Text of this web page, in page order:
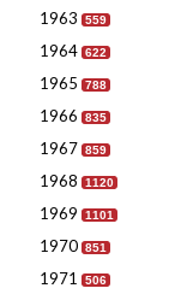
1963 559
1964 622
1965 788
1966 835
1967 859
1968 1120
1969 1101
1970 851
1971 506